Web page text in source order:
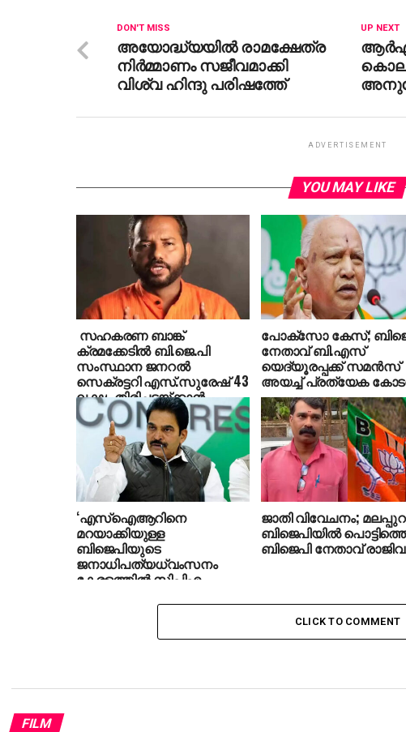
UP NEXT
DON'T MISS
അയോദ്ധ്യയില്‍ രാമക്ഷേത്ര
നിര്‍മ്മാണം സജീവമാക്കി
വിശ്വ ഹിന്ദു പരിഷത്തേ്
ADVERTISEMENT
YOU MAY LIKE
സഹകരണ ബാങ്ക്
ക്രമക്കേടില്‍ ബി.ജെ.പി
സംസ്ഥാന ജനറല്‍
സെക്രട്ടറി എസ്.സുരേഷ് 43
ലക്ഷം തിരിച്ചടയ്ക്കാന്‍
ഉത്തരവ്
പോക്‌സോ കേസ്;
നേതാവ് ബി.എസ്
യെദ്യൂരപ്പക്ക് സമന്‍സ്
അയച്ച് പ്രത്യേക
‘എസ്‌ഐആറിനെ
മറയാക്കിയുള്ള
ബിജെപിയുടെ
ജനാധിപത്യധ്വംസനം
കേരളത്തില്‍ സിപിഎം
വേണുഗോപാല്‍ എംപി
ജാതി വിവേചനം;
ബിജെപിയില്‍
ബിജെപി നേതാവ്
CLICK TO COMMENT
FILM